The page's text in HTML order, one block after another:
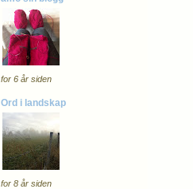
for 6 år siden
Ord i landskap
for 8 år siden